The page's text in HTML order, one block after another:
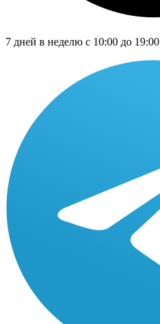
7 дней в неделю с 10:00 до 19:00